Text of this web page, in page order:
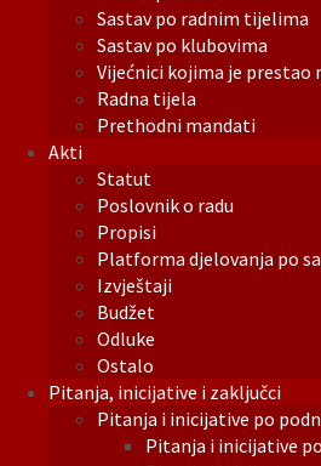
Sastav po radnim tijelima
Sastav po klubovima
Vijećnici kojima je prestao
Radna tijela
Prethodni mandati
Akti
Statut
Poslovnik o radu
Propisi
Platforma djelovanja po
Izvještaji
Budžet
Odluke
Ostalo
Pitanja, inicijative i zaključci
Pitanja i inicijative po
Pitanja i inicijative